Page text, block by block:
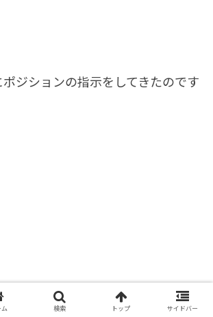
ポジションの指示をしてきたのです
ム 検索 トップ サイドバー